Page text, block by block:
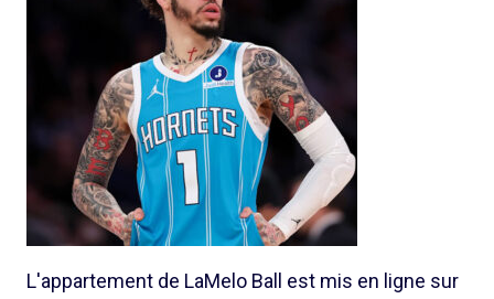
L'appartement de LaMelo Ball est mis en ligne sur